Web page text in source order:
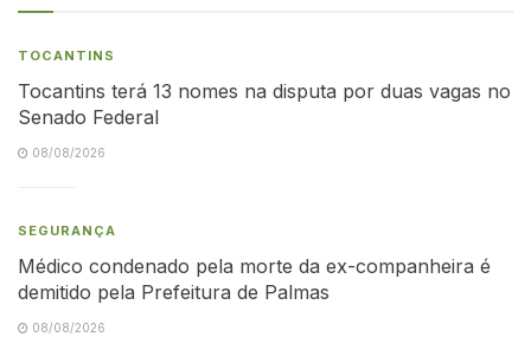
TOCANTINS
Tocantins terá 13 nomes na disputa por duas vagas no
Senado Federal
08/08/2026
SEGURANÇA
Médico condenado pela morte da ex-companheira é
demitido pela Prefeitura de Palmas
08/08/2026